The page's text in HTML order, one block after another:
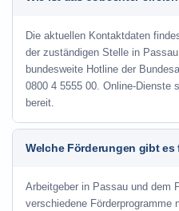
Die aktuellen Kontaktdaten
der zuständigen Stelle in
bundesweite Hotline der
0800 4 5555 00. Online-Dienste
bereit.
Welche Förderungen gibt es
Arbeitgeber in Passau und dem
verschiedene Förderprogramme